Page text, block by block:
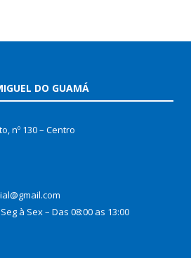
DO GUAMÁ
nº 130 – Centro
à Sex – Das 08:00 as 13:00